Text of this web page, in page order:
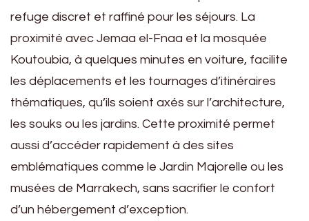
refuge discret et raffiné pour les séjours. La
proximité avec Jemaa el-Fnaa et la mosquée
Koutoubia, à quelques minutes en voiture, facilite
les déplacements et les tournages d’itinéraires
thématiques, qu’ils soient axés sur l’architecture,
les souks ou les jardins. Cette proximité permet
aussi d’accéder rapidement à des sites
emblématiques comme le Jardin Majorelle ou les
musées de Marrakech, sans sacrifier le confort
d’un hébergement d’exception.